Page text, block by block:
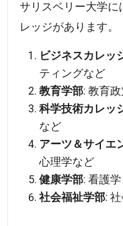
サリスベリー大学に
レッジがあります。
ビジネスカレッ
ティングなど
教育学部: 教育
科学技術カレッ
など
アーツ＆サイエ
心理学など
健康学部: 看護
社会福祉学部: